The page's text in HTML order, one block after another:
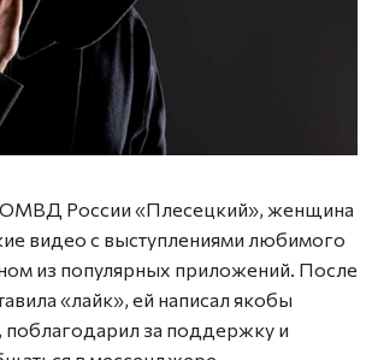
России «Плесецкий», женщина
видео с выступлениями любимого
из популярных приложений. После
«лайк», ей написал якобы
поблагодарил за поддержку и